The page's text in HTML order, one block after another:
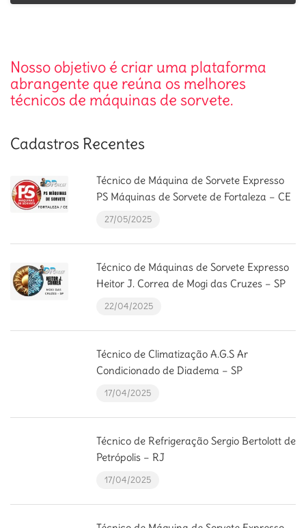
Nosso objetivo é criar uma plataforma
abrangente que reúna os melhores
técnicos de máquinas de sorvete.
Cadastros Recentes
Técnico de Máquina de Sorvete Expresso
PS Máquinas de Sorvete de Fortaleza – CE
27/05/2025
Técnico de Máquinas de Sorvete Expresso
Heitor J. Correa de Mogi das Cruzes – SP
22/04/2025
Técnico de Climatização A.G.S Ar
Condicionado de Diadema – SP
17/04/2025
Técnico de Refrigeração Sergio Bertolott de
Petrópolis – RJ
17/04/2025